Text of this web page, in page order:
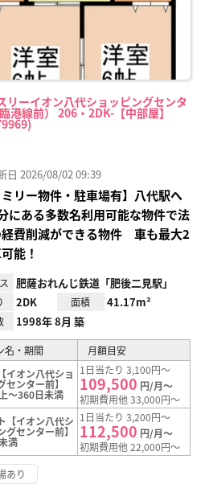
リーイオン八代ショッピングセンタ
港線前） 206・2DK-【中部屋】
日 2026/08/02 09:39
ミリー物件・駐車場有】八代駅へ
にある多数名利用可能な物件で法
経費削減ができる物件 車も最大2
能！
肥薩おれんじ鉄道「肥後二見駅」
2DK 面積 41.17m²
1998年 8月 築
名・期間
月額目安
イオン八代ショ
センター前】
～360日未満
1日当たり 3,100円～
109,500 円/月～
初期費用他 33,000円～
【イオン八代シ
グセンター前】
満
1日当たり 3,200円～
112,500 円/月～
初期費用他 22,000円～
あり